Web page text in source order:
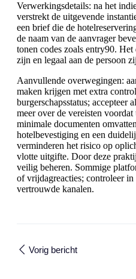
Verwerkingsdetails: na het
verstrekt de uitgevende
een brief die de
de naam van de aanvrager
tonen codes zoals entry90.
zijn en legaal aan de persoon
Aanvullende overwegingen:
maken krijgen met extra
burgerschapsstatus; accepteer
meer over de vereisten
minimale documenten
hotelbevestiging en een
verminderen het risico op
vlotte uitgifte. Door deze
veilig beheren. Sommige
of vrijdagreacties; controleer
vertrouwde kanalen.
Vorig bericht